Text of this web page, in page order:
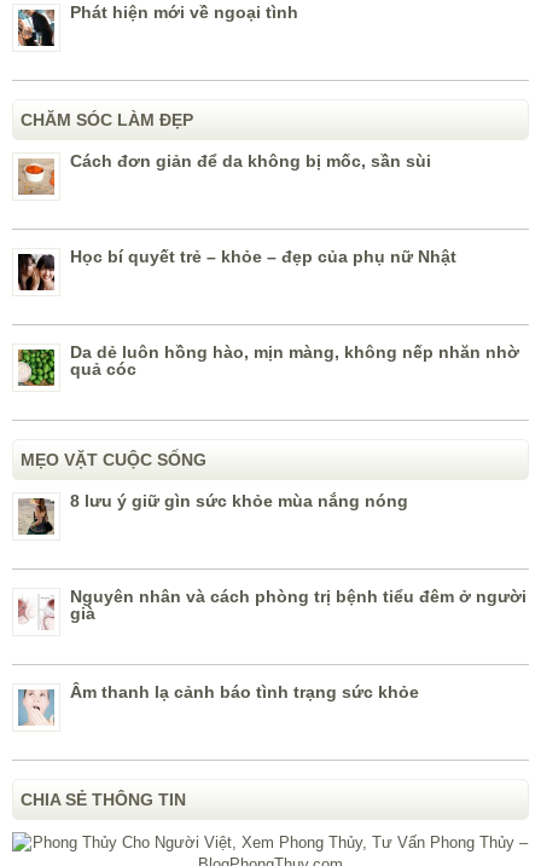
Phát hiện mới về ngoại tình
CHĂM SÓC LÀM ĐẸP
Cách đơn giản để da không bị mốc, sần sùi
Học bí quyết trẻ – khỏe – đẹp của phụ nữ Nhật
Da dẻ luôn hồng hào, mịn màng, không nếp nhăn nhờ
quả cóc
MẸO VẶT CUỘC SỐNG
8 lưu ý giữ gìn sức khỏe mùa nắng nóng
Nguyên nhân và cách phòng trị bệnh tiểu đêm ở người
già
Âm thanh lạ cảnh báo tình trạng sức khỏe
CHIA SẺ THÔNG TIN